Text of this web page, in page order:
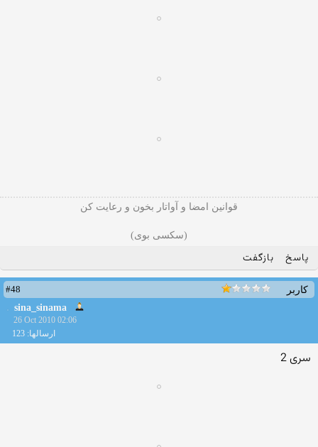
قوانین امضا و آواتار بخون و رعایت کن
(سکسی بوی)
پاسخ بازگفت
کاربر
#48
sina_sinama
26 Oct 2010 02:06
ارسالها: 123
سری 2